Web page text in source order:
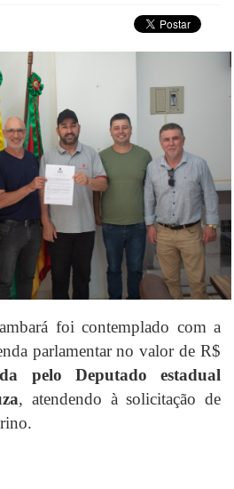
foi contemplado com a
parlamentar no valor de R$
pelo Deputado estadual
, atendendo à solicitação de